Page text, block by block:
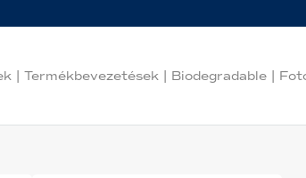
Termékbevezetések Biodegradable